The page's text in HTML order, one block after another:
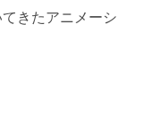
きたアニメーシ